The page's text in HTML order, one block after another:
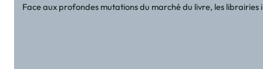
Face aux profondes mutations du marché du livre, les